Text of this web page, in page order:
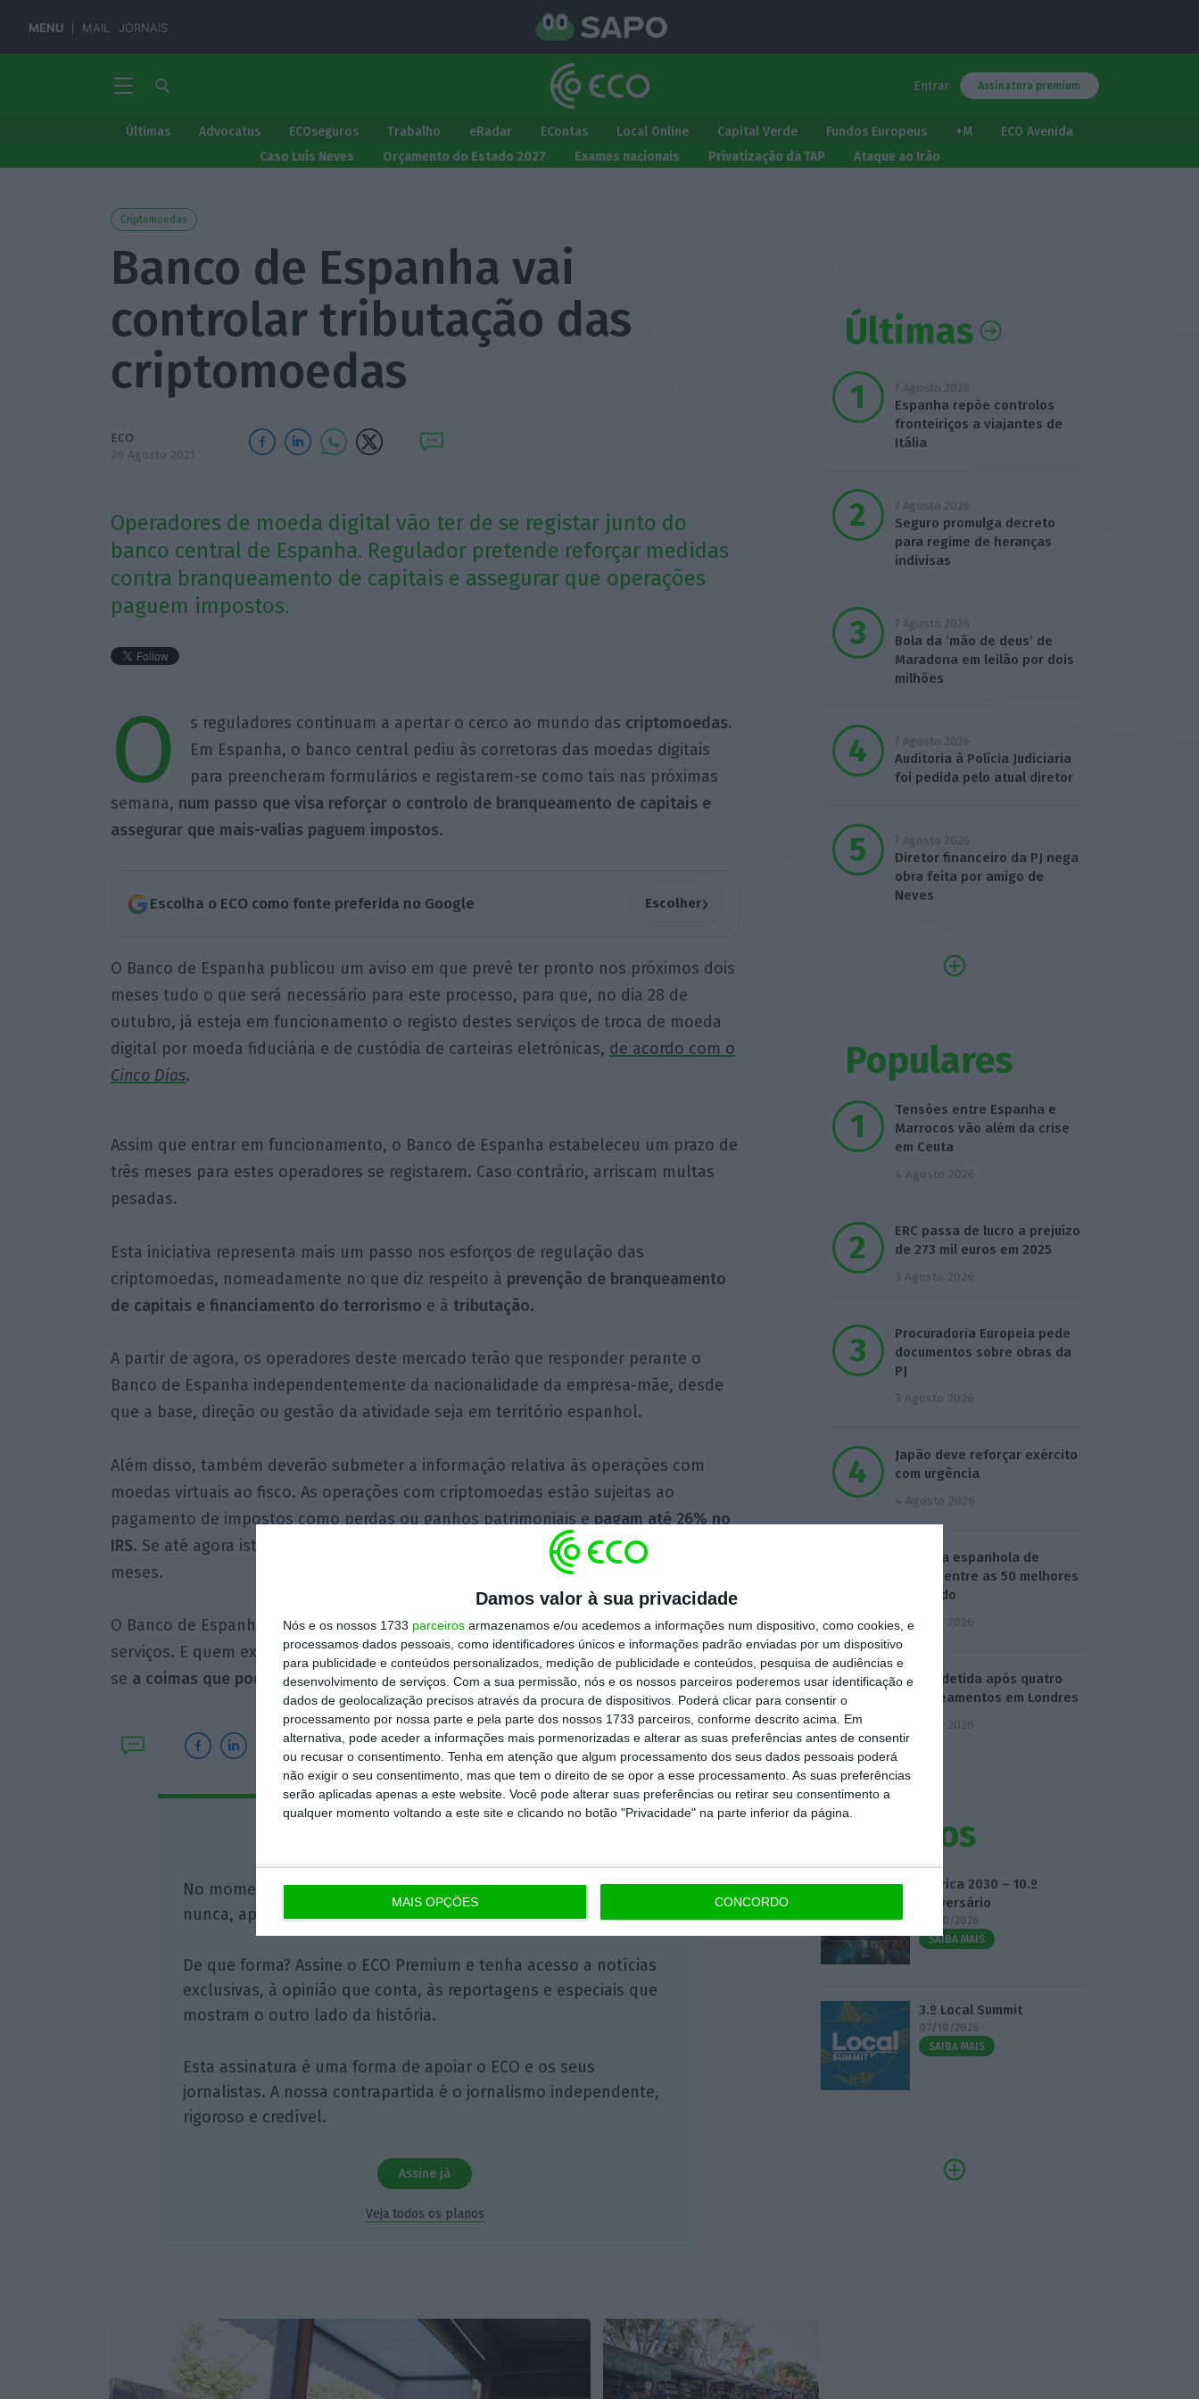
Damos valor à sua privacidade
Nós e os nossos 1733 parceiros armazenamos e/ou acedemos a informações num dispositivo, como cookies, e
processamos dados pessoais, como identificadores únicos e informações padrão enviadas por um dispositivo
para publicidade e conteúdos personalizados, medição de publicidade e conteúdos, pesquisa de audiências e
desenvolvimento de serviços. Com a sua permissão, nós e os nossos parceiros poderemos usar identificação e
dados de geolocalização precisos através da procura de dispositivos. Poderá clicar para consentir o
processamento por nossa parte e pela parte dos nossos 1733 parceiros, conforme descrito acima. Em
alternativa, pode aceder a informações mais pormenorizadas e alterar as suas preferências antes de consentir
ou recusar o consentimento. Tenha em atenção que algum processamento dos seus dados pessoais poderá
não exigir o seu consentimento, mas que tem o direito de se opor a esse processamento. As suas preferências
serão aplicadas apenas a este website. Você pode alterar suas preferências ou retirar seu consentimento a
qualquer momento voltando a este site e clicando no botão "Privacidade" na parte inferior da página.
MAIS OPÇÕES CONCORDO
MENU MAIL JORNAIS
Entrar Assinatura premium
Últimas Advocatus ECOseguros Trabalho eRadar EContas Local Online Capital Verde Fundos Europeus +M
ECO Avenida
Caso Luís Neves
Orçamento do Estado 2027 Exames nacionais Privatização da TAP Ataque ao Irão
Criptomoedas
Banco de Espanha vai
controlar tributação das
criptomoedas
ECO
26 Agosto 2021
Operadores de moeda digital vão ter de se registar junto do
banco central de Espanha. Regulador pretende reforçar medidas
contra branqueamento de capitais e assegurar que operações
paguem impostos.
O s reguladores continuam a apertar o cerco ao mundo das criptomoedas.
Em Espanha, o banco central pediu às corretoras das moedas digitais
para preencheram formulários e registarem-se como tais nas próximas
semana, num passo que visa reforçar o controlo de branqueamento de capitais e
assegurar que mais-valias paguem impostos.
Escolha o ECO como fonte preferida no Google Escolher›
O Banco de Espanha publicou um aviso em que prevê ter pronto nos próximos dois
meses tudo o que será necessário para este processo, para que, no dia 28 de
outubro, já esteja em funcionamento o registo destes serviços de troca de moeda
digital por moeda fiduciária e de custódia de carteiras eletrónicas, de acordo com o
Cinco Días.
Assim que entrar em funcionamento, o Banco de Espanha estabeleceu um prazo de
três meses para estes operadores se registarem. Caso contrário, arriscam multas
pesadas.
Esta iniciativa representa mais um passo nos esforços de regulação das
criptomoedas, nomeadamente no que diz respeito à prevenção de branqueamento
de capitais e financiamento do terrorismo e à tributação.
A partir de agora, os operadores deste mercado terão que responder perante o
Banco de Espanha independentemente da nacionalidade da empresa-mãe, desde
que a base, direção ou gestão da atividade seja em território espanhol.
Além disso, também deverão submeter a informação relativa às operações com
moedas virtuais ao fisco. As operações com criptomoedas estão sujeitas ao
pagamento de impostos como perdas ou ganhos patrimoniais e pagam até 26% no
IRS. Se até agora isto não acontecia na prática, isso deverá mudar nos próximos
meses.
O Banco de Espanha tratará ainda de analisar a idoneidade dos operadores destes
serviços. E quem exercer esta atividade sem estar devidamente autorizado arrisca-
se a coimas que poderão chegar aos 10 milhões de euros.
https://eco.sapo.pt/2021/08/26/banco-de-espanha-vai-controlar-tributacao-das-criptomoedas/ Copiar
No momento em que a informação é mais importante do que
nunca, apoie o jornalismo independente e rigoroso.
De que forma? Assine o ECO Premium e tenha acesso a notícias
exclusivas, à opinião que conta, às reportagens e especiais que
mostram o outro lado da história.
Esta assinatura é uma forma de apoiar o ECO e os seus
jornalistas. A nossa contrapartida é o jornalismo independente,
rigoroso e credível.
Assine já
Veja todos os planos
Últimas
7 Agosto 2026
Espanha repõe controlos
fronteiriços a viajantes de
Itália
7 Agosto 2026
Seguro promulga decreto
para regime de heranças
indivisas
7 Agosto 2026
Bola da ‘mão de deus’ de
Maradona em leilão por dois
milhões
7 Agosto 2026
Auditoria à Polícia Judiciaria
foi pedida pelo atual diretor
7 Agosto 2026
Diretor financeiro da PJ nega
obra feita por amigo de
Neves
Populares
Tensões entre Espanha e
Marrocos vão além da crise
em Ceuta
4 Agosto 2026
ERC passa de lucro a prejuízo
de 273 mil euros em 2025
3 Agosto 2026
Procuradoria Europeia pede
documentos sobre obras da
PJ
3 Agosto 2026
Japão deve reforçar exército
com urgência
4 Agosto 2026
Empresa espanhola de
EdTech entre as 50 melhores
do mundo
5 Agosto 2026
Mulher detida após quatro
esfaqueamentos em Londres
5 Agosto 2026
Eventos
Fábrica 2030 – 10.º
Aniversário
14/10/2026
SAIBA MAIS
3.º Local Summit
07/10/2026
SAIBA MAIS